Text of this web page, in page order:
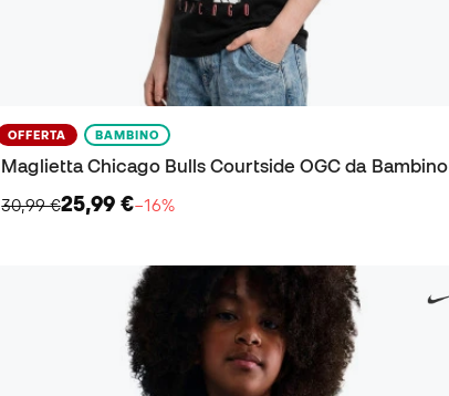
OFFERTA BAMBINO
Maglietta Chicago Bulls Courtside OGC da Bambino
30,99 €25,99 €−16%